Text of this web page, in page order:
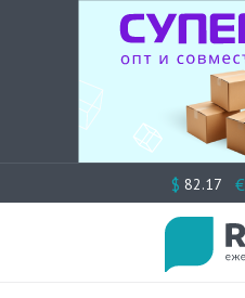
к
$ 82.17 €